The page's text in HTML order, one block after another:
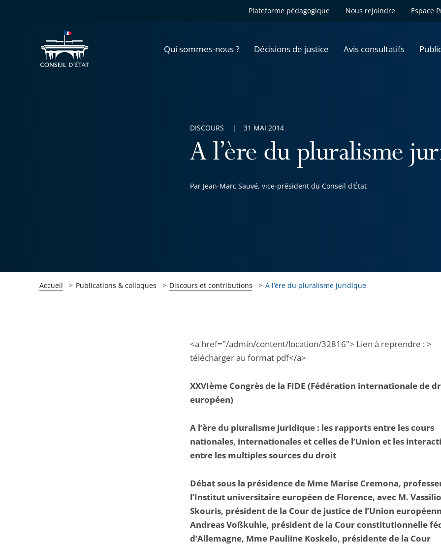
Plateforme pédagogique Nous rejoindre Espace
Qui sommes-nous ? Décisions de justice Avis consultatifs
A l’ère du pluralisme
Par Jean-Marc Sauvé, vice-président du Conseil d'État
DISCOURS 31 MAI 2014
Accueil Publications & colloques Discours et contributions A l’ère du pluralisme juridique
<a href="/admin/content/location/32816"> Lien à reprendre : >
télécharger au format pdf</a>
XXVIème Congrès de la FIDE (Fédération internationale de
européen)
A l’ère du pluralisme juridique : les rapports entre les cours
nationales, internationales et celles de l’Union et les
entre les multiples sources du droit
Débat sous la présidence de Mme Marise Cremona,
l’Institut universitaire européen de Florence, avec M.
Skouris, président de la Cour de justicede l’Union
Andreas Voßkuhle, président de la Cour constitutionnelle
d’Allemagne, Mme Pauliine Koskelo, présidente de la Cour